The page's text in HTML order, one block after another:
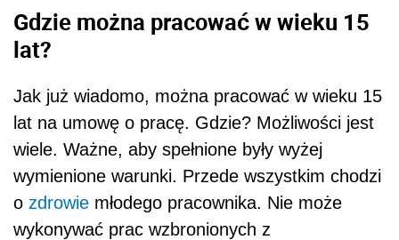
Gdzie można pracować w wieku 15
lat?
Jak już wiadomo, można pracować w wieku 15
lat na umowę o pracę. Gdzie? Możliwości jest
wiele. Ważne, aby spełnione były wyżej
wymienione warunki. Przede wszystkim chodzi
o zdrowie młodego pracownika. Nie może
wykonywać prac wzbronionych z